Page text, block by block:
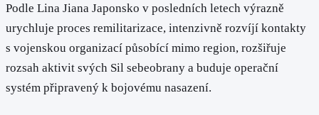
Podle Lina Jiana Japonsko v posledních letech výrazně
urychluje proces remilitarizace, intenzivně rozvíjí kontakty
s vojenskou organizací působící mimo region, rozšiřuje
rozsah aktivit svých Sil sebeobrany a buduje operační
systém připravený k bojovému nasazení.